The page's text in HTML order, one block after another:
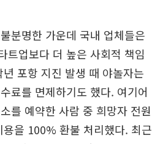
분명한 가운데 국내 업체들은
트업보다 더 높은 사회적 책임
포항 지진 발생 때 야놀자는
료를 면제하기도 했다. 여기어
를 예약한 사람 중 희망자 전원
을 100% 환불 처리했다. 최근